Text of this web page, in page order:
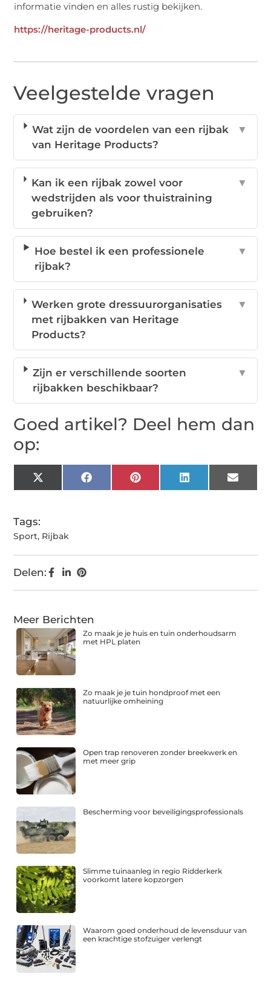
informatie vinden en alles rustig bekijken.
https://heritage-products.nl/
Veelgestelde vragen
Wat zijn de voordelen van een rijbak
van Heritage Products?
▼
Kan ik een rijbak zowel voor
wedstrijden als voor thuistraining
gebruiken?
▼
Hoe bestel ik een professionele
rijbak?
▼
Werken grote dressuurorganisaties
met rijbakken van Heritage
Products?
▼
Zijn er verschillende soorten
rijbakken beschikbaar?
▼
Goed artikel? Deel hem dan
op:
X
(Twitter)
FacebookPinterestLinkedIn Email
Tags:
Sport, Rijbak
Delen:
Meer Berichten
Zo maak je je huis en tuin onderhoudsarm
met HPL platen
Zo maak je je tuin hondproof met een
natuurlijke omheining
Open trap renoveren zonder breekwerk en
met meer grip
Bescherming voor beveiligingsprofessionals
Slimme tuinaanleg in regio Ridderkerk
voorkomt latere kopzorgen
Waarom goed onderhoud de levensduur van
een krachtige stofzuiger verlengt